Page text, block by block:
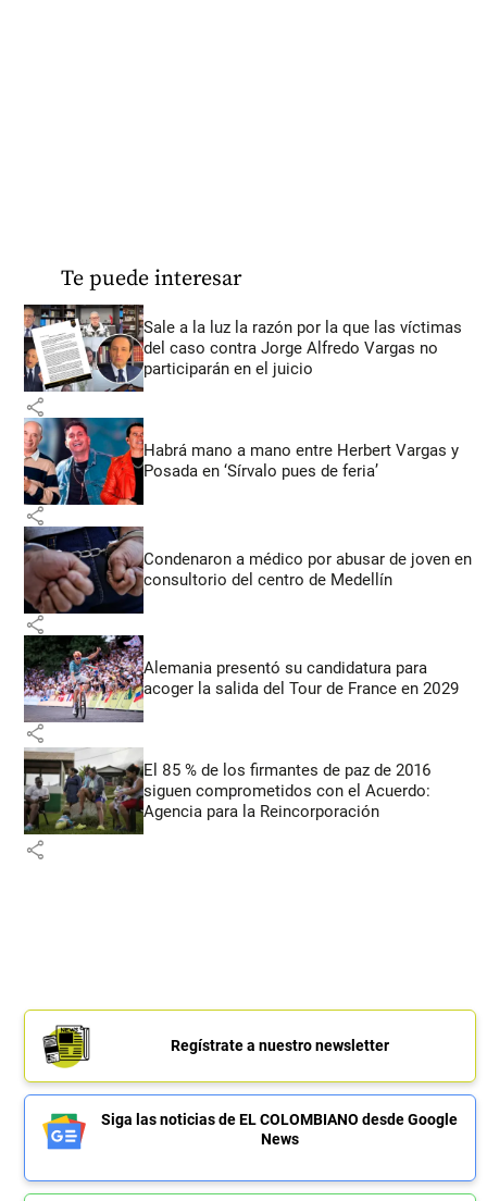
Te puede interesar
Sale a la luz la razón por la que las víctimas
del caso contra Jorge Alfredo Vargas no
participarán en el juicio
share
Habrá mano a mano entre Herbert Vargas y
Posada en ‘Sírvalo pues de feria’
share
Condenaron a médico por abusar de joven en
consultorio del centro de Medellín
share
Alemania presentó su candidatura para
acoger la salida del Tour de France en 2029
share
El 85 % de los firmantes de paz de 2016
siguen comprometidos con el Acuerdo:
Agencia para la Reincorporación
share
Regístrate a nuestro newsletter
Siga las noticias de EL COLOMBIANO desde Google
News